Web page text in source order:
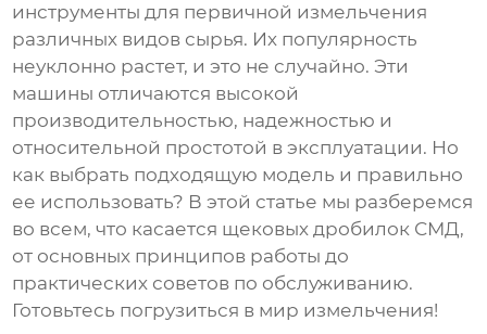
инструменты для первичной измельчения
различных видов сырья. Их популярность
неуклонно растет, и это не случайно. Эти
машины отличаются высокой
производительностью, надежностью и
относительной простотой в эксплуатации. Но
как выбрать подходящую модель и правильно
ее использовать? В этой статье мы разберемся
во всем, что касается щековых дробилок СМД,
от основных принципов работы до
практических советов по обслуживанию.
Готовьтесь погрузиться в мир измельчения!